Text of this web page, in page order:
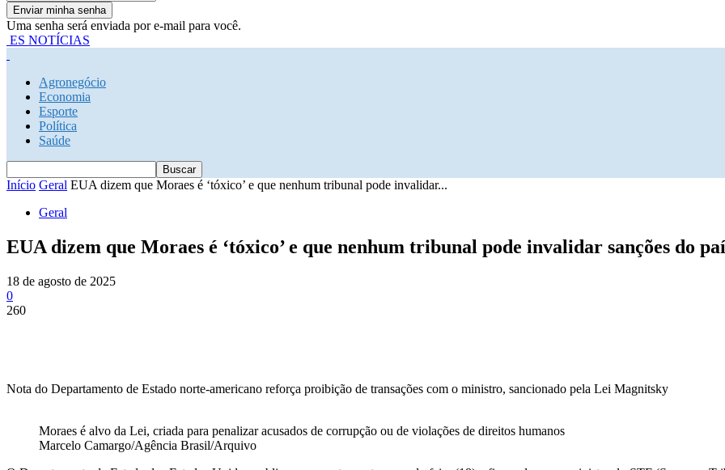
Uma senha será enviada por e-mail para você.
ES NOTÍCIAS
Agronegócio
Economia
Esporte
Política
Saúde
Início Geral EUA dizem que Moraes é ‘tóxico’ e que nenhum tribunal pode invalidar...
Geral
EUA dizem que Moraes é ‘tóxico’ e que nenhum tribunal pode invalidar sanções do
18 de agosto de 2025
0
260
Nota do Departamento de Estado norte-americano reforça proibição de transações com o ministro, sancionado pela Lei Magnitsky
Moraes é alvo da Lei, criada para penalizar acusados de corrupção ou de violações de direitos humanos
Marcelo Camargo/Agência Brasil/Arquivo